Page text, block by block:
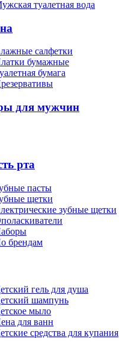
туалетная вода
салфетки
бумажные
бумага
для мужчин
рта
пасты
щетки
зубные щетки
брендам
гель для душа
шампунь
мыло
для ванн
средства для купания